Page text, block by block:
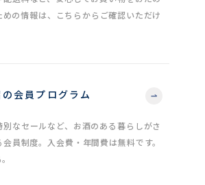
めの情報は、こちらからご確認いただけ
会員プログラム
なセールなど、お酒のある暮らしがさ
員制度。入会費・年間費は無料です。